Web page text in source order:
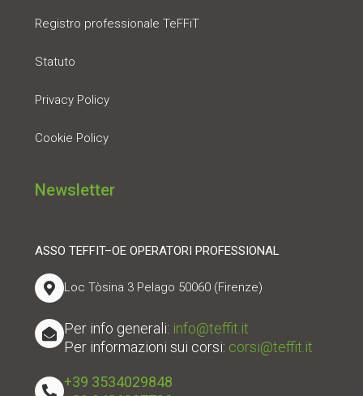
Registro professionale TeFFiT
Statuto
Privacy Policy
Cookie Policy
Newsletter
ASSO TEFFIT–OE OPERATORI PROFESSIONAL
Loc Tòsina 3 Pelago 50060 (Firenze)
Per info generali: info@teffit.it
Per informazioni sui corsi: corsi@teffit.it
+39 3534029848